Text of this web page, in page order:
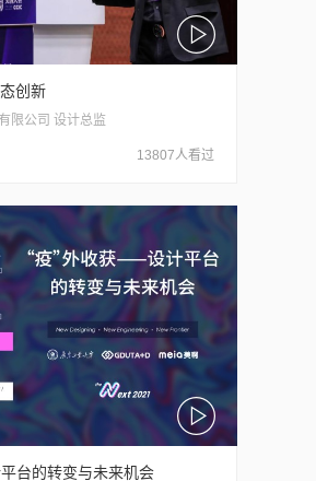
创新
限公司 设计总监
13807人看过
台的转变与未来机会